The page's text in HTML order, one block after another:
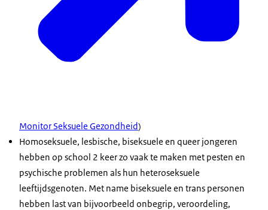
Monitor Seksuele Gezondheid)
Homoseksuele, lesbische, biseksuele en queer jongeren
hebben op school 2 keer zo vaak te maken met pesten en
psychische problemen als hun heteroseksuele
leeftijdsgenoten. Met name biseksuele en trans personen
hebben last van bijvoorbeeld onbegrip, veroordeling,